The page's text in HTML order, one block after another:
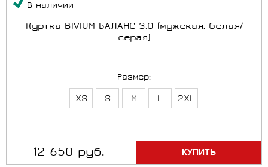
В наличии
Куртка BIVIUM БАЛАНС 3.0 (мужская, белая/
серая)
Размер:
XS S M L 2XL
12 650 руб.